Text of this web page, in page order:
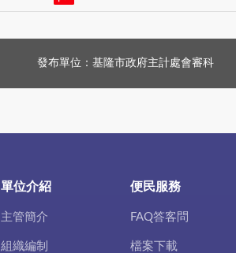
發布單位：基隆市政府主計處會審科
單位介紹
主管簡介
組織編制
便民服務
FAQ答客問
檔案下載